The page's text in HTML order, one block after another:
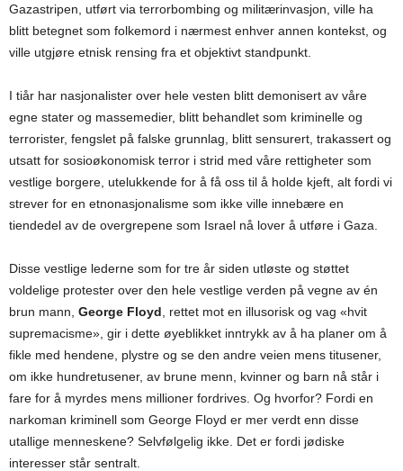
Gazastripen, utført via terrorbombing og militærinvasjon, ville ha
blitt betegnet som folkemord i nærmest enhver annen kontekst, og
ville utgjøre etnisk rensing fra et objektivt standpunkt.
I tiår har nasjonalister over hele vesten blitt demonisert av våre
egne stater og massemedier, blitt behandlet som kriminelle og
terrorister, fengslet på falske grunnlag, blitt sensurert, trakassert og
utsatt for sosioøkonomisk terror i strid med våre rettigheter som
vestlige borgere, utelukkende for å få oss til å holde kjeft, alt fordi vi
strever for en etnonasjonalisme som ikke ville innebære en
tiendedel av de overgrepene som Israel nå lover å utføre i Gaza.
Disse vestlige lederne som for tre år siden utløste og støttet
voldelige protester over den hele vestlige verden på vegne av én
brun mann, George Floyd , rettet mot en illusorisk og vag «hvit
supremacisme», gir i dette øyeblikket inntrykk av å ha planer om å
fikle med hendene, plystre og se den andre veien mens titusener,
om ikke hundretusener, av brune menn, kvinner og barn nå står i
fare for å myrdes mens millioner fordrives. Og hvorfor? Fordi en
narkoman kriminell som George Floyd er mer verdt enn disse
utallige menneskene? Selvfølgelig ikke. Det er fordi jødiske
interesser står sentralt.